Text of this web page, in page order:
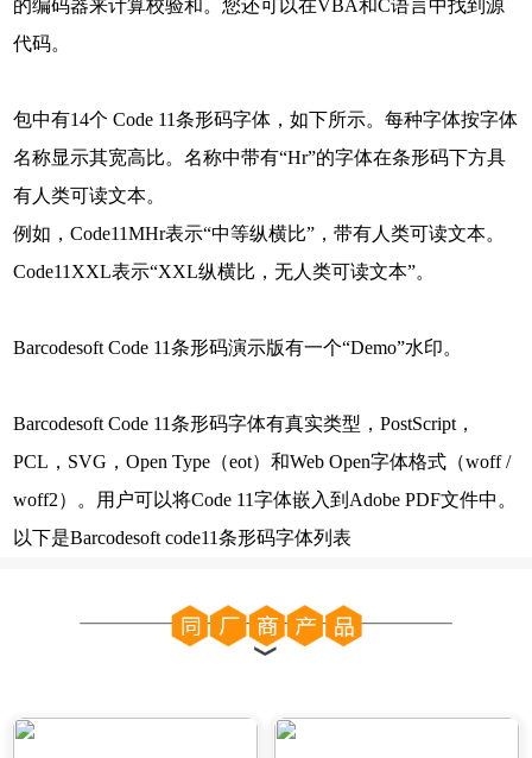
的编码器来计算校验和。您还可以在VBA和C语言中找到源
代码。
包中有14个 Code 11条形码字体，如下所示。每种字体按字体
名称显示其宽高比。名称中带有“Hr”的字体在条形码下方具
有人类可读文本。
例如，Code11MHr表示“中等纵横比”，带有人类可读文本。
Code11XXL表示“XXL纵横比，无人类可读文本”。
Barcodesoft Code 11条形码演示版有一个“Demo”水印。
Barcodesoft Code 11条形码字体有真实类型，PostScript，
PCL，SVG，Open Type（eot）和Web Open字体格式（woff /
woff2）。用户可以将Code 11字体嵌入到Adobe PDF文件中。
以下是Barcodesoft code11条形码字体列表